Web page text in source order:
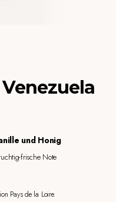
und Honig
frische Note
Pays de la Loire.